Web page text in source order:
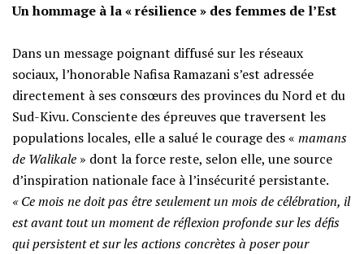
‎​Un hommage à la « résilience » des femmes de l’Est
‎​Dans un message poignant diffusé sur les réseaux
sociaux, l’honorable Nafisa Ramazani s’est adressée
directement à ses consœurs des provinces du Nord et du
Sud-Kivu. Consciente des épreuves que traversent les
populations locales, elle a salué le courage des « mamans
de Walikale » dont la force reste, selon elle, une source
d’inspiration nationale face à l’insécurité persistante.
‎​« Ce mois ne doit pas être seulement un mois de célébration, il
est avant tout un moment de réflexion profonde sur les défis
qui persistent et sur les actions concrètes à poser pour